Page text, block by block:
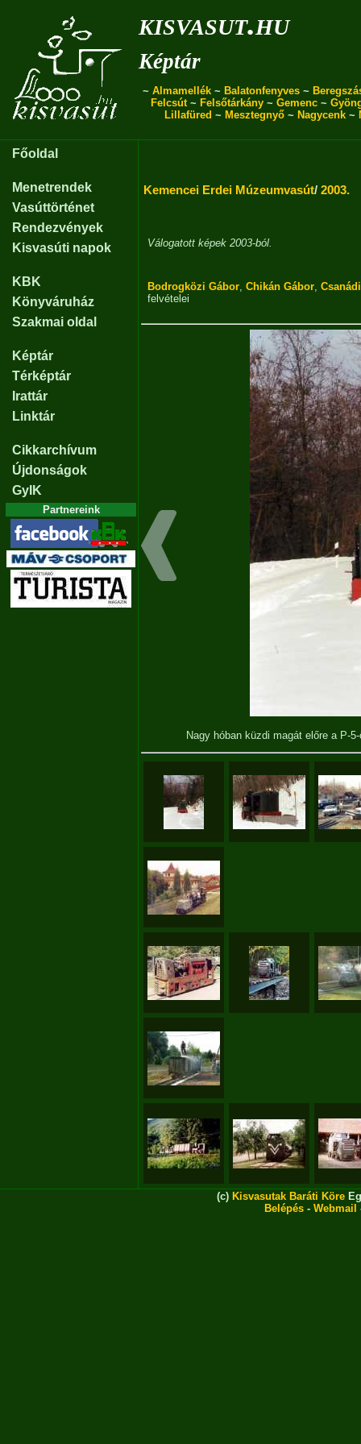
kisvasut.hu
Képtár
~ Almamellék ~ Balatonfenyves ~
Felcsút~ Felsőtárkány ~ Gemenc ~
Lillafüred ~ Mesztegnyő~ Nagycenk~
Főoldal
Menetrendek
Vasúttörténet
Rendezvények
Kisvasúti napok
KBK
Könyváruház
Szakmai oldal
Képtár
Térképtár
Irattár
Linktár
Cikkarchívum
Újdonságok
GyIK
Partnereink
Kemencei Erdei Múzeumvasút/ 2003.
Válogatott képek 2003-ból.
Bodrogközi Gábor, Chikán Gábor,
felvételei
Nagy hóban küzdi magát előre a P-
(c) Kisvasutak Baráti Köre
Belépés - Webmail